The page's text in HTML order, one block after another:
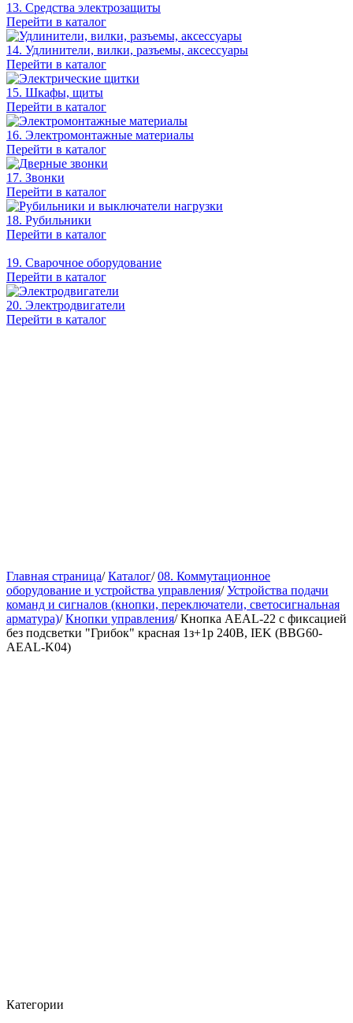
13. Средства электрозащиты
Перейти в каталог
14. Удлинители, вилки, разъемы, аксессуары
Перейти в каталог
15. Шкафы, щиты
Перейти в каталог
16. Электромонтажные материалы
Перейти в каталог
17. Звонки
Перейти в каталог
18. Рубильники
Перейти в каталог
19. Сварочное оборудование
Перейти в каталог
20. Электродвигатели
Перейти в каталог
Главная страница/ Каталог/ 08. Коммутационное
оборудование и устройства управления/ Устройства подачи
команд и сигналов (кнопки, переключатели, светосигнальная
арматура)/ Кнопки управления/ Кнопка AEAL-22 с фиксацией
без подсветки "Грибок" красная 1з+1р 240В, IEK (BBG60-
AEAL-K04)
Категории